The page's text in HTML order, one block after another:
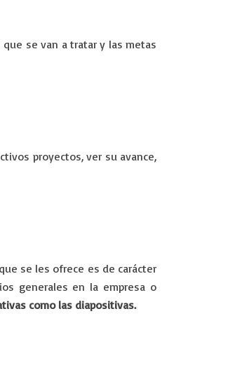
se van a tratar y las metas
proyectos, ver su avance,
se les ofrece es de carácter
generales en la empresa o
como las diapositivas.